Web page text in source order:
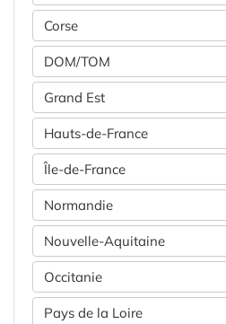
Corse
DOM/TOM
Grand Est
Hauts-de-France
Île-de-France
Normandie
Nouvelle-Aquitaine
Occitanie
Pays de la Loire